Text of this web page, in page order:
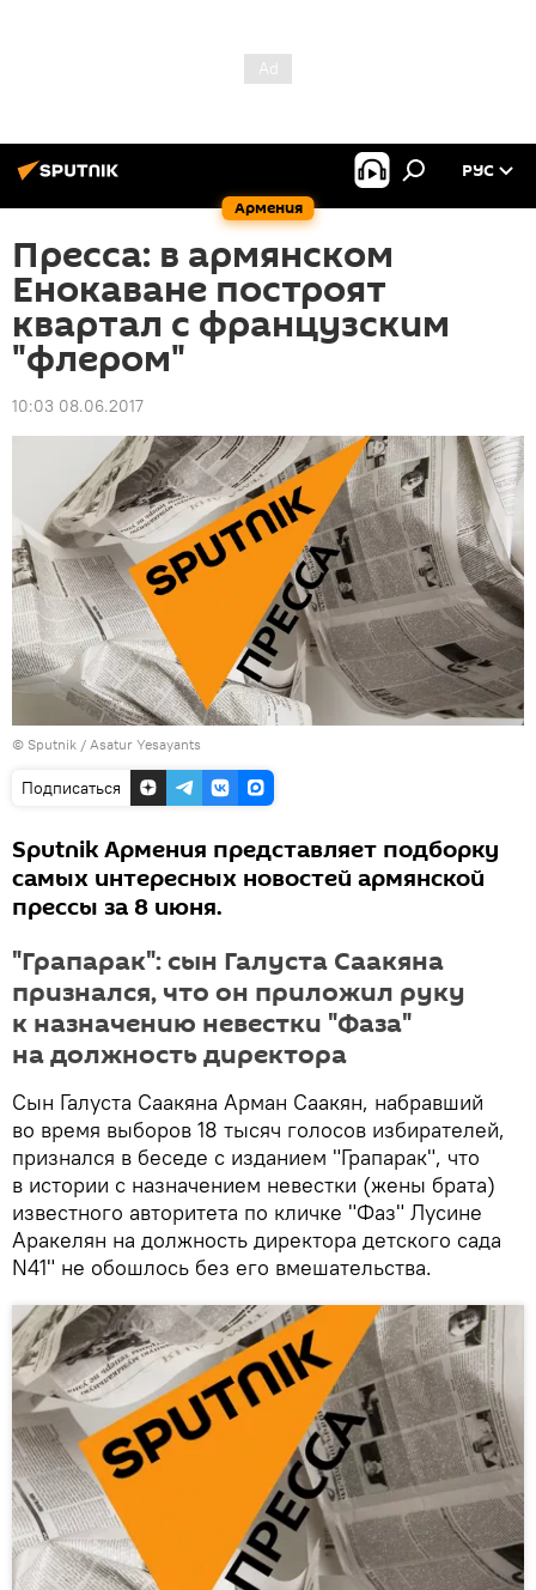
Армения
РУС
Пресса: в армянском
Енокаване построят
квартал с французским
"флером"
10:03 08.06.2017
© Sputnik / Asatur Yesayants
Подписаться
Sputnik Армения представляет подборку
самых интересных новостей армянской
прессы за 8 июня.
"Грапарак": сын Галуста Саакяна
признался, что он приложил руку
к назначению невестки "Фаза"
на должность директора
Сын Галуста Саакяна Арман Саакян, набравший
во время выборов 18 тысяч голосов избирателей,
признался в беседе с изданием "Грапарак", что
в истории с назначением невестки (жены брата)
известного авторитета по кличке "Фаз" Лусине
Аракелян на должность директора детского сада
N41" не обошлось без его вмешательства.